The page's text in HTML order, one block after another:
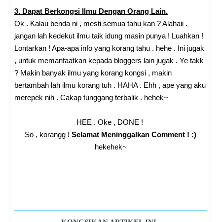
3. Dapat Berkongsi Ilmu Dengan Orang Lain.
Ok . Kalau benda ni , mesti semua tahu kan ? Alahaii .
jangan lah kedekut ilmu taik idung masin punya ! Luahkan !
Lontarkan ! Apa-apa info yang korang tahu . hehe . Ini jugak
, untuk memanfaatkan kepada bloggers lain jugak . Ye takk
? Makin banyak ilmu yang korang kongsi , makin
bertambah lah ilmu korang tuh . HAHA . Ehh , ape yang aku
merepek nih . Cakap tunggang terbalik . hehek~
HEE . Oke , DONE !
So , korangg ! Selamat Meninggalkan Comment ! :)
hekehek~